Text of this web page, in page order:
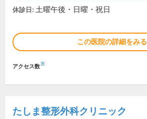
休診日: 土曜午後・日曜・祝日
この医院の詳細をみる
アクセス数※
たしま整形外科クリニック